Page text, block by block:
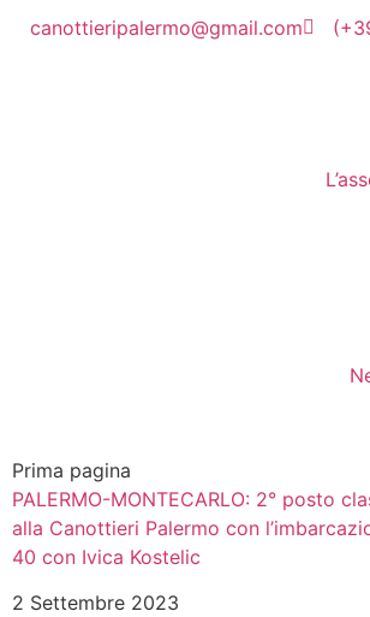
canottieripalermo@gmail.com
Prima pagina
PALERMO-MONTECARLO: 2° posto
alla Canottieri Palermo con
40 con Ivica Kostelic
2 Settembre 2023